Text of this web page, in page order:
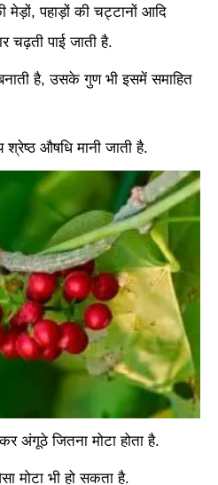
पहाड़ों की चट्टानों आदि
चढ़ती पाई जाती है.
है, उसके गुण भी इसमें समाहित
श्रेष्ठ औषधि मानी जाती है.
अंगूठे जितना मोटा होता है.
मोटा भी हो सकता है.